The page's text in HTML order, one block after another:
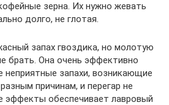
зерна. Их нужно жевать
долго, не глотая.
запах гвоздика, но молотую
брать. Она очень эффективно
неприятные запахи, возникающие
причинам, и перегар не
эффекты обеспечивает лавровый